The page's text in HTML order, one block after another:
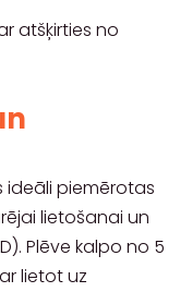
atšķirties no
ideāli piemērotas
lietošanai un
Plēve kalpo no 5
lietot uz